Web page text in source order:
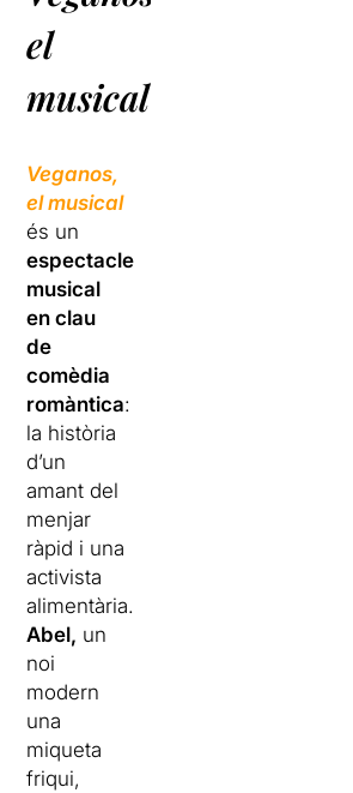
el
musical
Veganos,
el musical
és un
espectacle
musical
en clau
de
comèdia
romàntica:
la història
d’un
amant del
menjar
ràpid i una
activista
alimentària.
Abel, un
noi
modern
una
miqueta
friqui,